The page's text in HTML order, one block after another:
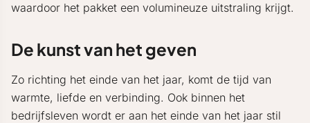
waardoor het pakket een volumineuze uitstraling krijgt.
De kunst van het geven
Zo richting het einde van het jaar, komt de tijd van
warmte, liefde en verbinding. Ook binnen het
bedrijfsleven wordt er aan het einde van het jaar stil